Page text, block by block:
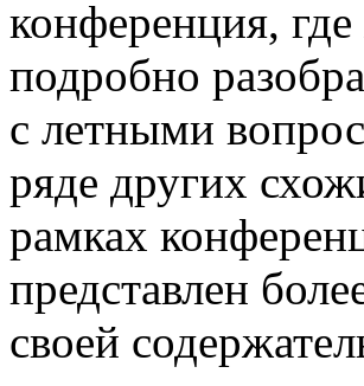
конференция,
подробно
с летными
ряде других
рамках
представлен
своей